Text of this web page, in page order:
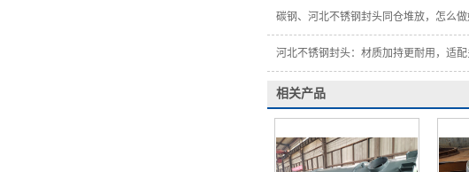
碳钢、河北不锈钢封头同仓堆放，怎么
河北不锈钢封头：材质加持更耐用，适
相关产品